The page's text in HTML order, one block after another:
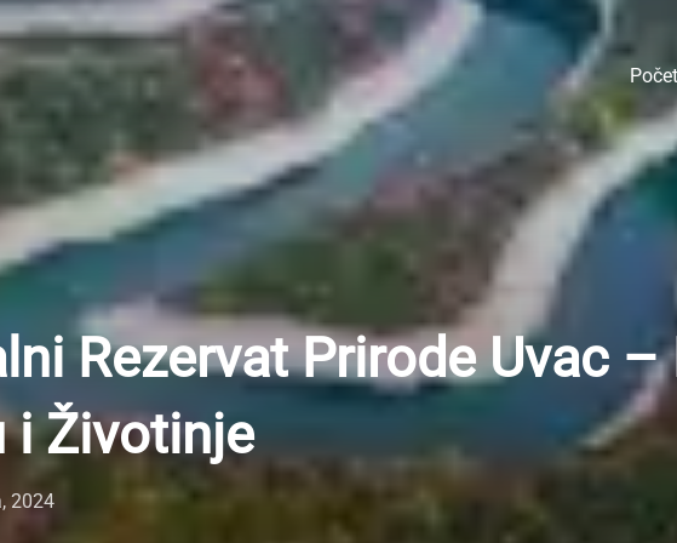
Rezervat Prirode Uvac –
i Životinje
2024